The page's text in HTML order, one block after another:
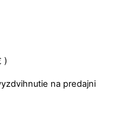
)
na predajni